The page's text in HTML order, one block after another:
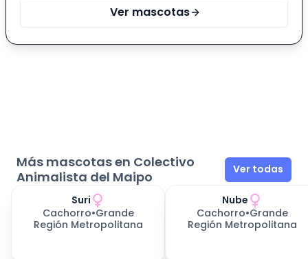
Ver mascotas
Más mascotas en Colectivo
Animalista del Maipo
Ver todas
Suri
Cachorro•Grande
Región Metropolitana
Nube
Cachorro•Grande
Región Metropolitana